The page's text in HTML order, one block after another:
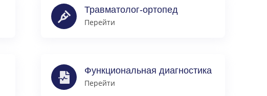
Травматолог-ортопед
Перейти
Функциональная диагностика
Перейти